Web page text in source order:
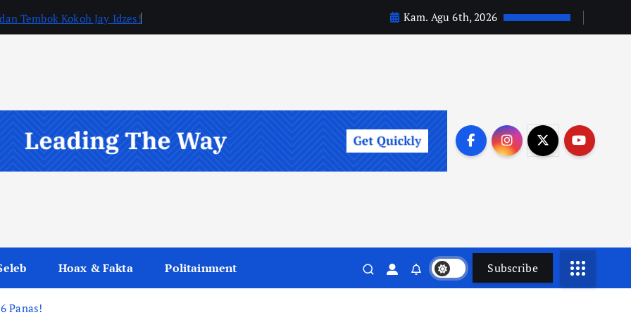
Tembok Kokoh Jay Idzes! Kam. Agu 6th, 2026
Hoax & Fakta Politainment Subscribe
Panas!